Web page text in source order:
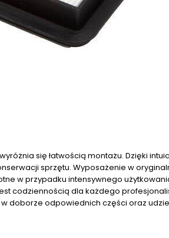
się łatwością montażu. Dzięki
sprzętu. Wyposażenie w
w przypadku intensywnego
codziennością dla każdego
doborze odpowiednich części oraz